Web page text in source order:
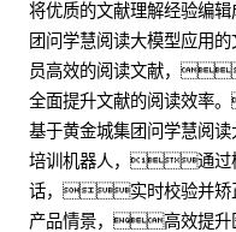
将优质的文献理解经验编
团问学慧阅读大模型应用
员高效的阅读文献，
全面提升文献的阅读效
基于黄金城集团问学慧阅
培训机器人，通过
话，实时校验并矫
产品情景，高效提升